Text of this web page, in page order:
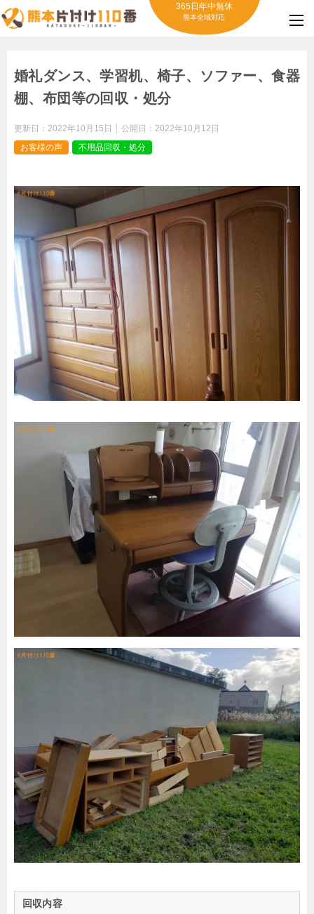
365日年中無休
熊本全域対応
婚礼ダンス、学習机、椅子、ソファー、食器
棚、布団等の回収・処分
更新日： 2022年10月15日 公開日： 2022年10月12日
お客様の声
不用品回収・処分
回収内容